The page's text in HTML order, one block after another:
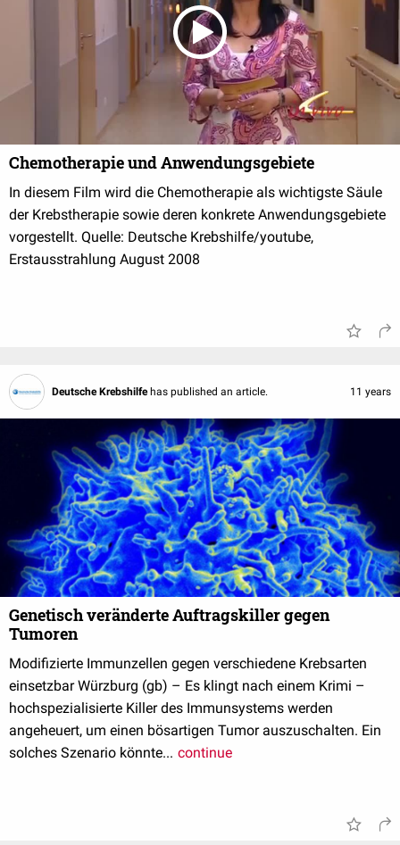
Chemotherapie und Anwendungsgebiete
In diesem Film wird die Chemotherapie als wichtigste Säule
der Krebstherapie sowie deren konkrete Anwendungsgebiete
vorgestellt. Quelle: Deutsche Krebshilfe/youtube,
Erstausstrahlung August 2008
Deutsche Krebshilfe has published an article. 11 years
Genetisch veränderte Auftragskiller gegen
Tumoren
Modifizierte Immunzellen gegen verschiedene Krebsarten
einsetzbar Würzburg (gb) – Es klingt nach einem Krimi –
hochspezialisierte Killer des Immunsystems werden
angeheuert, um einen bösartigen Tumor auszuschalten. Ein
solches Szenario könnte... continue